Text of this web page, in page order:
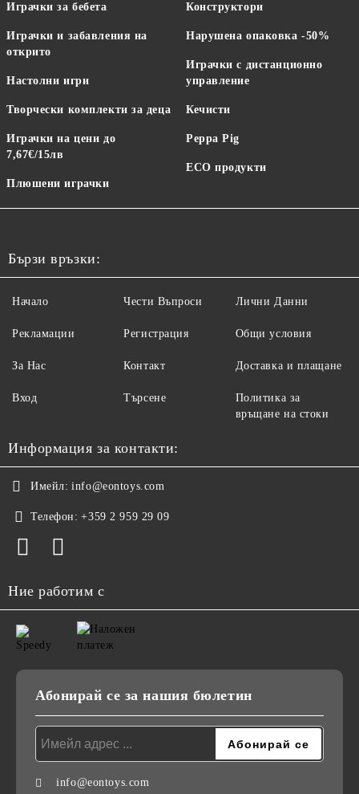
Играчки за бебета
Играчки и забавления на
открито
Настолни игри
Творчески комплекти за деца
Играчки на цени до
7,67€/15лв
Плюшени играчки
Конструктори
Нарушена опаковка -50%
Играчки с дистанционно
управление
Кечисти
Peppa Pig
ECO продукти
Бързи връзки:
Начало
Рекламации
За Нас
Вход
Чести Въпроси
Регистрация
Контакт
Търсене
Лични Данни
Общи условия
Доставка и плащане
Политика за
връщане на стоки
Информация за контакти:
Имейл: info@eontoys.com
Телефон: +359 2 959 29 09
Ние работим с
Абонирай се за нашия бюлетин
info@eontoys.com